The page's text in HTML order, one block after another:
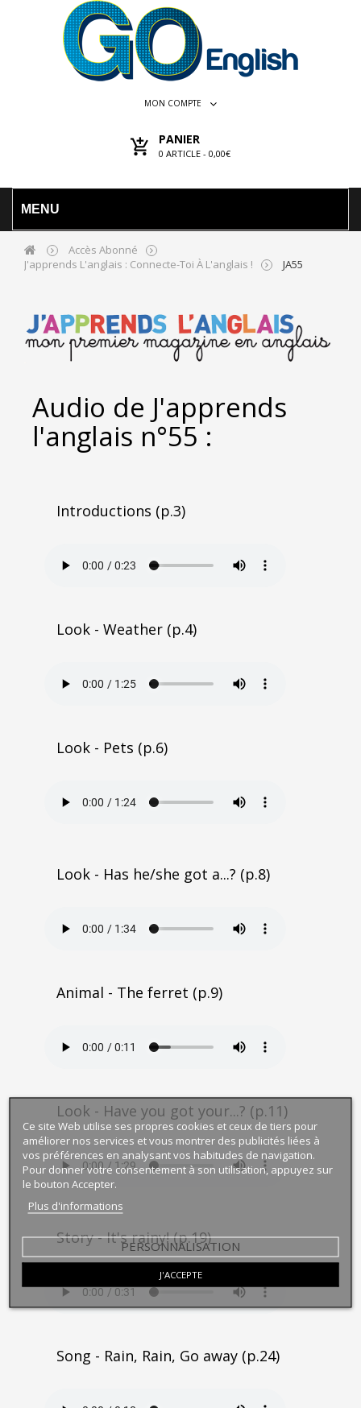
MON COMPTE
PANIER
0 ARTICLE - 0,00€
MENU
Accès Abonné
J'apprends L'anglais : Connecte-Toi À L'anglais !
JA55
Audio de J'apprends
l'anglais n°55 :
Introductions (p.3)
Look - Weather (p.4)
Look - Pets (p.6)
Look - Has he/she got a...? (p.8)
Animal - The ferret (p.9)
Look - Have you got your...? (p.11)
Story - It's rainy! (p.19)
Song - Rain, Rain, Go away (p.24)
Ce site Web utilise ses propres cookies et ceux de tiers pour
améliorer nos services et vous montrer des publicités liées à
vos préférences en analysant vos habitudes de navigation.
Pour donner votre consentement à son utilisation, appuyez sur
le bouton Accepter.
Plus d'informations
PERSONNALISATION
J'ACCEPTE